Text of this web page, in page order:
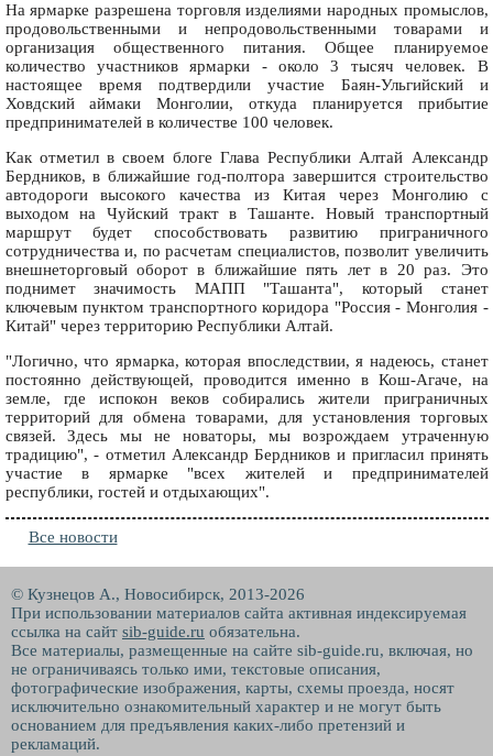
На ярмарке разрешена торговля изделиями народных промыслов,
продовольственными и непродовольственными товарами и
организация общественного питания. Общее планируемое
количество участников ярмарки - около 3 тысяч человек. В
настоящее время подтвердили участие Баян-Ульгийский и
Ховдский аймаки Монголии, откуда планируется прибытие
предпринимателей в количестве 100 человек.
Как отметил в своем блоге Глава Республики Алтай Александр
Бердников, в ближайшие год-полтора завершится строительство
автодороги высокого качества из Китая через Монголию с
выходом на Чуйский тракт в Ташанте. Новый транспортный
маршрут будет способствовать развитию приграничного
сотрудничества и, по расчетам специалистов, позволит увеличить
внешнеторговый оборот в ближайшие пять лет в 20 раз. Это
поднимет значимость МАПП "Ташанта", который станет
ключевым пунктом транспортного коридора "Россия - Монголия -
Китай" через территорию Республики Алтай.
"Логично, что ярмарка, которая впоследствии, я надеюсь, станет
постоянно действующей, проводится именно в Кош-Агаче, на
земле, где испокон веков собирались жители приграничных
территорий для обмена товарами, для установления торговых
связей. Здесь мы не новаторы, мы возрождаем утраченную
традицию", - отметил Александр Бердников и пригласил принять
участие в ярмарке "всех жителей и предпринимателей
республики, гостей и отдыхающих".
Все новости
© Кузнецов А., Новосибирск, 2013-2026
При использовании материалов сайта активная индексируемая
ссылка на сайт sib-guide.ru обязательна.
Все материалы, размещенные на сайте sib-guide.ru, включая, но
не ограничиваясь только ими, текстовые описания,
фотографические изображения, карты, схемы проезда, носят
исключительно ознакомительный характер и не могут быть
основанием для предъявления каких-либо претензий и
рекламаций.